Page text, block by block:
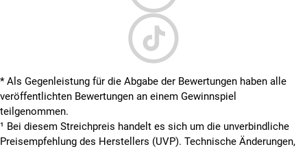
* Als Gegenleistung für die Abgabe der Bewertungen haben alle
veröffentlichten Bewertungen an einem Gewinnspiel
teilgenommen.
¹ Bei diesem Streichpreis handelt es sich um die unverbindliche
Preisempfehlung des Herstellers (UVP). Technische Änderungen,